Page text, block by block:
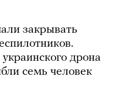
закрывать
дрона
семь человек